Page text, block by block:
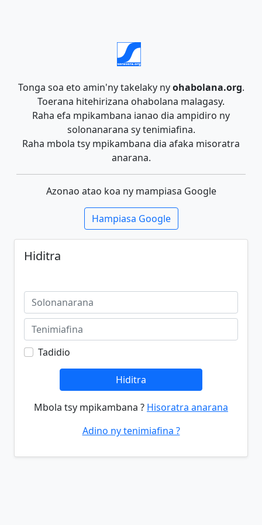
Tonga soa eto amin'ny takelaky nyohabolana.org.
Toerana hitehirizana ohabolana malagasy.
Raha efa mpikambana ianao dia ampidiro ny
solonanarana sy tenimiafina.
Raha mbola tsy mpikambana dia afaka misoratra
anarana.
Azonao atao koa ny mampiasa Google
Hampiasa Google
Hiditra
Tadidio
Hiditra
Mbola tsy mpikambana ? Hisoratra anarana
Adino ny tenimiafina ?